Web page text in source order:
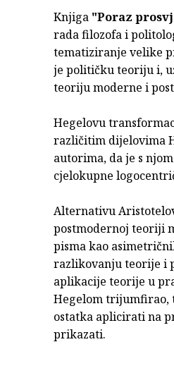
Knjiga "Poraz
rada filozofa i
tematiziranje velike
je političku teoriju i,
teoriju moderne i
Hegelovu
različitim dijelovima
autorima, da je s
cjelokupne
Alternativu
postmodernoj teoriji
pisma kao
razlikovanju teorije i
aplikacije teorije u
Hegelom trijumfirao,
ostatka aplicirati na
prikazati.